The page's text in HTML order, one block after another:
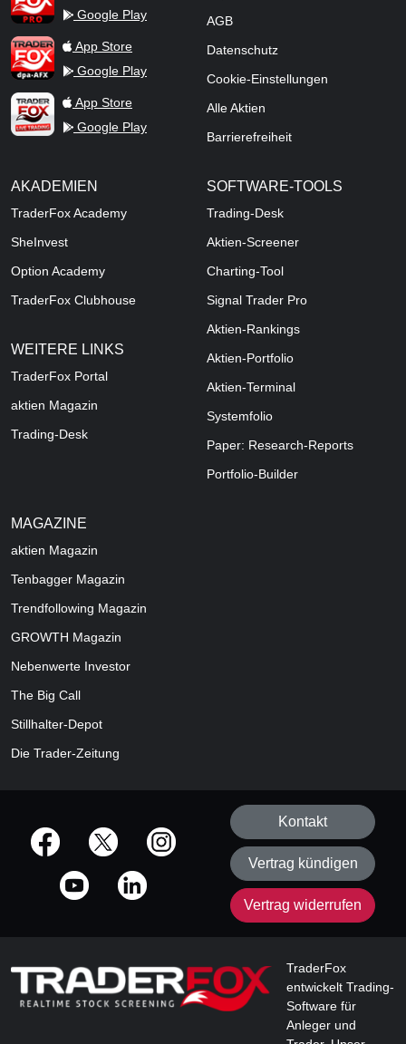
Google Play
TraderFox dpa-AFX ProFeed
App Store
Google Play
TraderFox Live Trading
App Store
Google Play
AGB
Datenschutz
Cookie-Einstellungen
Alle Aktien
Barrierefreiheit
AKADEMIEN
TraderFox Academy
SheInvest
Option Academy
TraderFox Clubhouse
WEITERE LINKS
TraderFox Portal
aktien Magazin
Trading-Desk
SOFTWARE-TOOLS
Trading-Desk
Aktien-Screener
Charting-Tool
Signal Trader Pro
Aktien-Rankings
Aktien-Portfolio
Aktien-Terminal
Systemfolio
Paper: Research-Reports
Portfolio-Builder
MAGAZINE
aktien Magazin
Tenbagger Magazin
Trendfollowing Magazin
GROWTH Magazin
Nebenwerte Investor
The Big Call
Stillhalter-Depot
Die Trader-Zeitung
offizielle Social Media-Accounts
Kontakt
Vertrag kündigen
Vertrag widerrufen
TraderFox
entwickelt Trading-
Software für
Anleger und